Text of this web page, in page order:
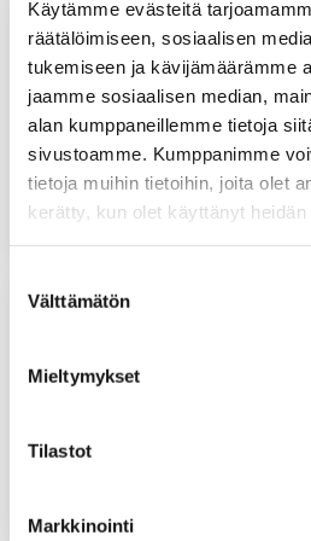
Käytämme evästeitä
räätälöimiseen, sosiaalisen
tukemiseen ja kävijämäärämme
jaamme sosiaalisen median,
alan kumppaneillemme tietoja
sivustoamme. Kumppanimme
tietoja muihin tietoihin, joita olet
kerätty, kun olet käyttänyt heidän
valinta
Välttämätön
Mieltymykset
Tilastot
Markkinointi
PORVOO
Tarjoilija | Ravintola- ja
perustutkinto
Palvelulogistiikan